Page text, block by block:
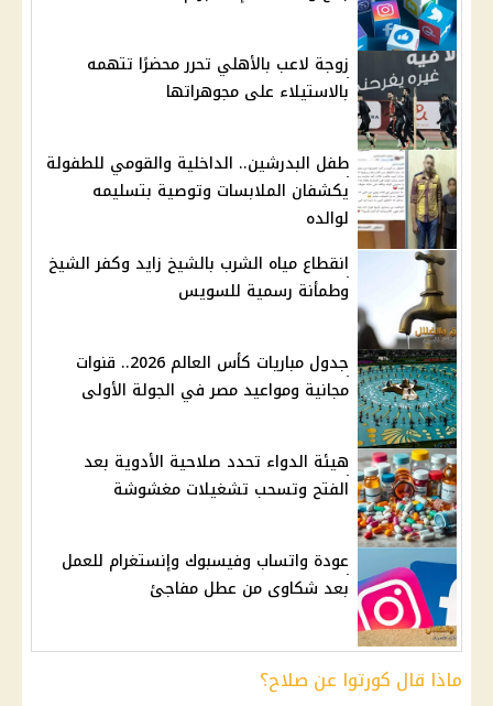
زوجة لاعب بالأهلي تحرر محضرًا تتهمه
بالاستيلاء على مجوهراتها
طفل البدرشين.. الداخلية والقومي للطفولة
يكشفان الملابسات وتوصية بتسليمه
لوالده
انقطاع مياه الشرب بالشيخ زايد وكفر الشيخ
وطمأنة رسمية للسويس
جدول مباريات كأس العالم 2026.. قنوات
مجانية ومواعيد مصر في الجولة الأولى
هيئة الدواء تحدد صلاحية الأدوية بعد
الفتح وتسحب تشغيلات مغشوشة
عودة واتساب وفيسبوك وإنستغرام للعمل
بعد شكاوى من عطل مفاجئ
ماذا قال كورتوا عن صلاح؟